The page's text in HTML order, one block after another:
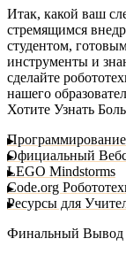
Итак, какой ваш
стремящимся
студентом,
инструменты и
сделайте
нашего
Хотите Узнать
Программирование
Официальный
LEGO Mindstorms
Code.org
Ресурсы для
Финальный Вывод